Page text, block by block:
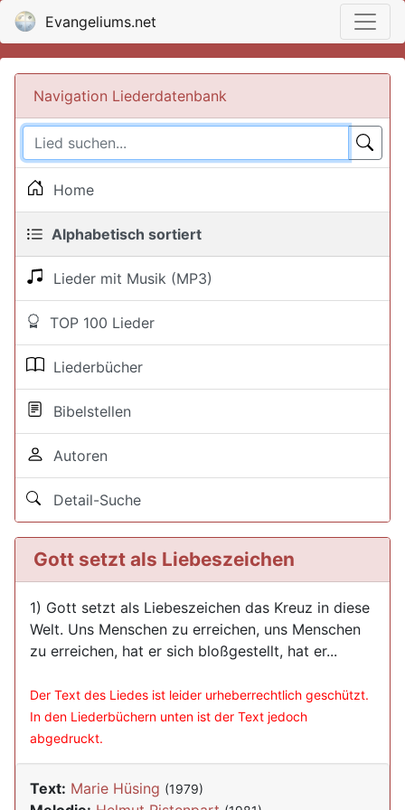
Evangeliums.net
Navigation Liederdatenbank
Home
Alphabetisch sortiert
Lieder mit Musik (MP3)
TOP 100 Lieder
Liederbücher
Bibelstellen
Autoren
Detail-Suche
Gott setzt als Liebeszeichen
1) Gott setzt als Liebeszeichen das Kreuz in diese
Welt. Uns Menschen zu erreichen, uns Menschen
zu erreichen, hat er sich bloßgestellt, hat er...
Der Text des Liedes ist leider urheberrechtlich geschützt.
In den Liederbüchern unten ist der Text jedoch
abgedruckt.
Text: Marie Hüsing (1979)